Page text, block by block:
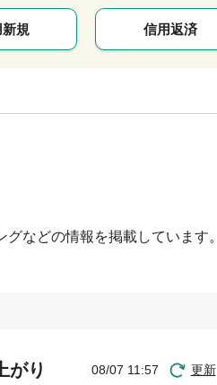
規 信用返済
などの情報を掲載しています。